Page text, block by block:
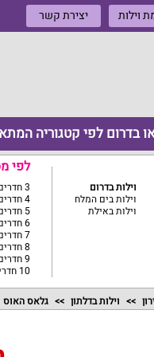
וילות יצירת קשר
בדרום לפי קטגוריה
וילות בדרום
וילות בים המלח
וילות באילת
לפי
3 חדרים ומטה
4 חדרים
5 חדרים
6 חדרים
7 חדרים
8 חדרים
9 חדרים
10 חדרים ומעלה
וילות בדלתון גלאס האוס